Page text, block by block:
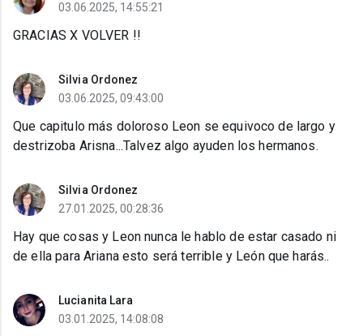
03.06.2025, 14:55:21
GRACIAS X VOLVER !!
Silvia Ordonez
03.06.2025, 09:43:00
Que capitulo más doloroso Leon se equivoco de largo y
destrizoba Arisna...Talvez algo ayuden los hermanos.
Silvia Ordonez
27.01.2025, 00:28:36
Hay que cosas y Leon nunca le hablo de estar casado ni
de ella para Ariana esto será terrible y León que harás..
Lucianita Lara
03.01.2025, 14:08:08